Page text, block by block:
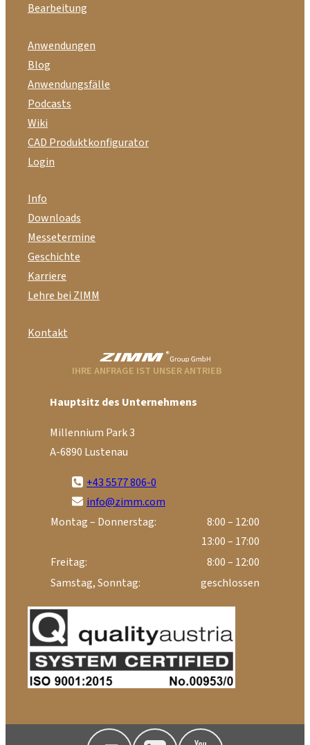
Bearbeitung
Anwendungen
Blog
Anwendungsfälle
Podcasts
Wiki
CAD Produktkonfigurator
Login
Info
Downloads
Messetermine
Geschichte
Karriere
Lehre bei ZIMM
Kontakt
IHRE ANFRAGE IST UNSER ANTRIEB
Hauptsitz des Unternehmens
Millennium Park 3
A-6890 Lustenau
+43 5577 806-0
info@zimm.com
Montag – Donnerstag:
8:00 – 12:00
13:00 – 17:00
Freitag:
8:00 – 12:00
Samstag, Sonntag:
geschlossen